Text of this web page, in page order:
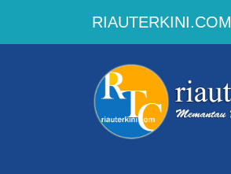
RIAUTERKINI.COM